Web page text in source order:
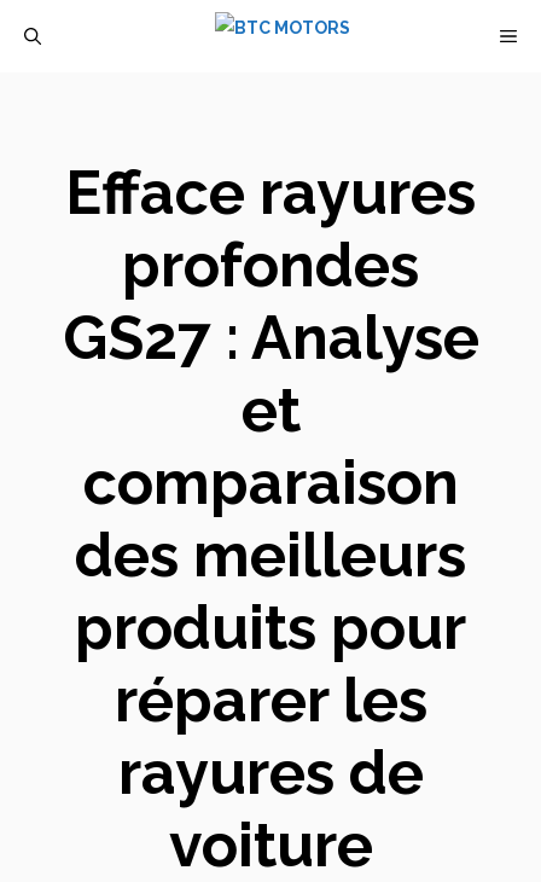
Efface rayures
profondes
GS27 : Analyse
et
comparaison
des meilleurs
produits pour
réparer les
rayures de
voiture